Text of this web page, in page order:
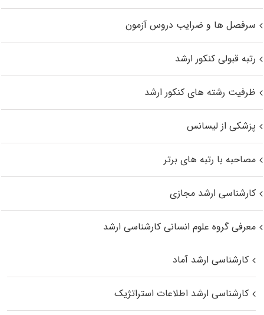
سرفصل ها و ضرایب دروس آزمون
رتبه قبولی کنکور ارشد
ظرفیت رشته های کنکور ارشد
پزشکی از لیسانس
مصاحبه با رتبه های برتر
کارشناسی ارشد مجازی
معرفی گروه علوم انسانی کارشناسی ارشد
کارشناسی ارشد آماد
کارشناسی ارشد اطلاعات استراتژیک